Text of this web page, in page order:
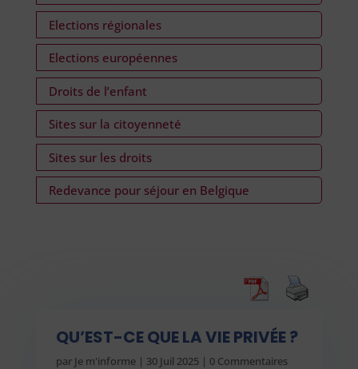
Elections régionales
Elections européennes
Droits de l’enfant
Sites sur la citoyenneté
Sites sur les droits
Redevance pour séjour en Belgique
QU’EST-CE QUE LA VIE PRIVÉE ?
par Je m'informe| 30 Juil 2025| 0 Commentaires